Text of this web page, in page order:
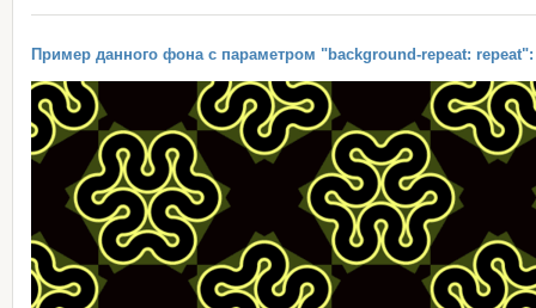
Пример данного фона с параметром "background-repeat: repeat":